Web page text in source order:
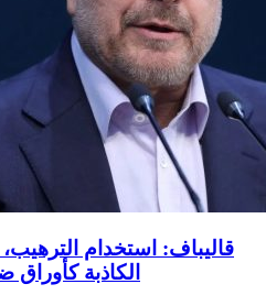
قاليباف: استخدام الترهيب،
الكاذبة